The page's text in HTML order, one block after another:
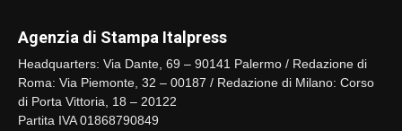
Agenzia di Stampa Italpress
Headquarters: Via Dante, 69 – 90141 Palermo / Redazione di
Roma: Via Piemonte, 32 – 00187 / Redazione di Milano: Corso
di Porta Vittoria, 18 – 20122
Partita IVA 01868790849